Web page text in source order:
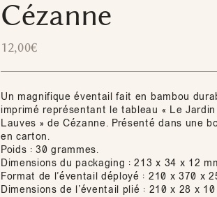
Cézanne
12,00€
Un magnifique éventail fait en bambou
imprimé représentant le tableau « Le
Lauves » de Cézanne. Présenté dans une
en carton.
Poids : 30 grammes.
Dimensions du packaging : 213 x 34 x 12
Format de l’éventail déployé : 210 x 370 x
Dimensions de l’éventail plié : 210 x 28 x 10